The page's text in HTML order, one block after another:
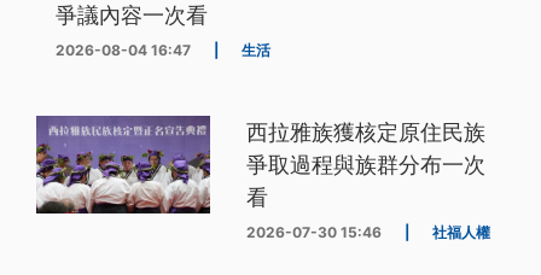
爭議內容一次看
2026-08-04 16:47 生活
西拉雅族獲核定原住民族
爭取過程與族群分布一次
看
2026-07-30 15:46 社福人權